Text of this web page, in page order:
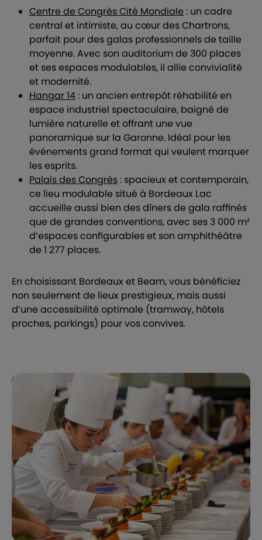
Centre de Congrès Cité Mondiale : un cadre
central et intimiste, au cœur des Chartrons,
parfait pour des galas professionnels de taille
moyenne. Avec son auditorium de 300 places
et ses espaces modulables, il allie convivialité
et modernité.
Hangar 14 : un ancien entrepôt réhabilité en
espace industriel spectaculaire, baigné de
lumière naturelle et offrant une vue
panoramique sur la Garonne. Idéal pour les
événements grand format qui veulent marquer
les esprits.
Palais des Congrès : spacieux et contemporain,
ce lieu modulable situé à Bordeaux Lac
accueille aussi bien des dîners de gala raffinés
que de grandes conventions, avec ses 3 000 m²
d’espaces configurables et son amphithéâtre
de 1 277 places.
En choisissant Bordeaux et Beam, vous bénéficiez
non seulement de lieux prestigieux, mais aussi
d’une accessibilité optimale (tramway, hôtels
proches, parkings) pour vos convives.